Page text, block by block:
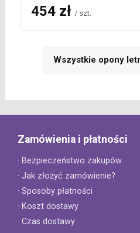
454 zł / szt.
Wszystkie opony
Zamówienia i płatności
· Bezpieczeństwo zakupów
· Jak złożyć zamówienie?
· Sposoby płatności
· Koszt dostawy
· Czas dostawy